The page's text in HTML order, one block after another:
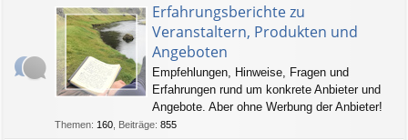
Erfahrungsberichte zu
Veranstaltern, Produkten und
Angeboten
Empfehlungen, Hinweise, Fragen und
Erfahrungen rund um konkrete Anbieter und
Angebote. Aber ohne Werbung der Anbieter!
Themen: 160 Beiträge: 855